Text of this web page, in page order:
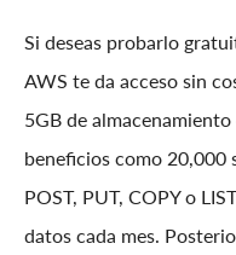
Si deseas probarlo
AWS te da acceso sin
5GB de
beneficios como 20,000
POST, PUT, COPY o
datos cada mes.